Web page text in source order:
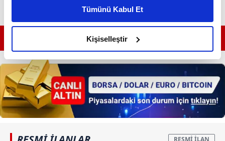
daha iyi reklam deneyimi yaşatabiliriz. Bunu yaparken
amacımızın size daha iyi bir reklam deneyimi sunmak
olduğunu ve sizlere en iyi içerikleri sunabilmek adına
elimizden gelen çabayı gösterdiğimizi ve bu noktada,
reklamların maliyetlerimizi karşılamak noktasında tek gelir
kalemimiz olduğunu sizlere hatırlatmak isteriz.
Her halükârda, kullanıcılar, bu çerezlere izin vermedikleri
takdirde, kullanıcılara hedefli reklamlar
Tümünü Kabul Et
Kişiselleştir
GÜNÜN EN ÖNEMLİ MANŞETLERİ İÇİN TIKLAYIN